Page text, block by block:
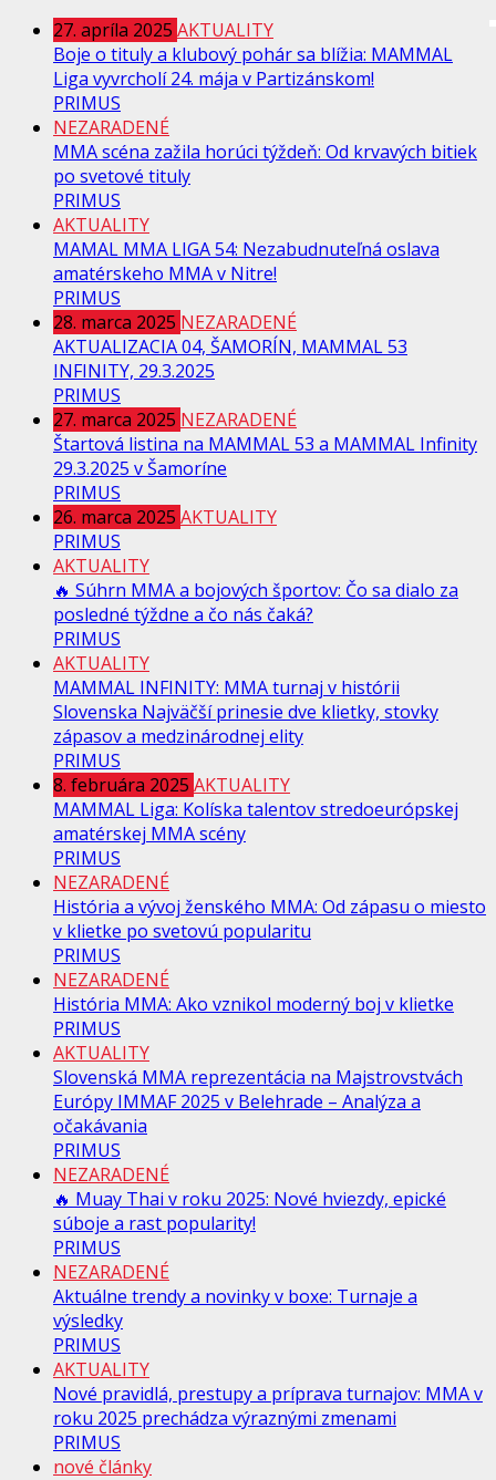
27. apríla 2025 AKTUALITY
Boje o tituly a klubový pohár sa blížia: MAMMAL
Liga vyvrcholí 24. mája v Partizánskom!
PRIMUS
NEZARADENÉ
MMA scéna zažila horúci týždeň: Od krvavých bitiek
po svetové tituly
PRIMUS
AKTUALITY
MAMAL MMA LIGA 54: Nezabudnuteľná oslava
amatérskeho MMA v Nitre!
PRIMUS
28. marca 2025 NEZARADENÉ
AKTUALIZACIA 04, ŠAMORÍN, MAMMAL 53
INFINITY, 29.3.2025
PRIMUS
27. marca 2025 NEZARADENÉ
Štartová listina na MAMMAL 53 a MAMMAL Infinity
29.3.2025 v Šamoríne
PRIMUS
26. marca 2025 AKTUALITY
PRIMUS
AKTUALITY
🔥 Súhrn MMA a bojových športov: Čo sa dialo za
posledné týždne a čo nás čaká?
PRIMUS
AKTUALITY
MAMMAL INFINITY: MMA turnaj v histórii
Slovenska Najväčší prinesie dve klietky, stovky
zápasov a medzinárodnej elity
PRIMUS
8. februára 2025 AKTUALITY
MAMMAL Liga: Kolíska talentov stredoeurópskej
amatérskej MMA scény
PRIMUS
NEZARADENÉ
História a vývoj ženského MMA: Od zápasu o miesto
v klietke po svetovú popularitu
PRIMUS
NEZARADENÉ
História MMA: Ako vznikol moderný boj v klietke
PRIMUS
AKTUALITY
Slovenská MMA reprezentácia na Majstrovstvách
Európy IMMAF 2025 v Belehrade – Analýza a
očakávania
PRIMUS
NEZARADENÉ
🔥 Muay Thai v roku 2025: Nové hviezdy, epické
súboje a rast popularity!
PRIMUS
NEZARADENÉ
Aktuálne trendy a novinky v boxe: Turnaje a
výsledky
PRIMUS
AKTUALITY
Nové pravidlá, prestupy a príprava turnajov: MMA v
roku 2025 prechádza výraznými zmenami
PRIMUS
nové články